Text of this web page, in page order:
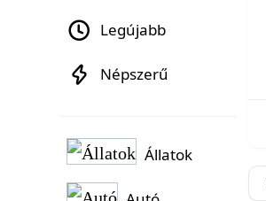
Legújabb
Népszerű
Állatok